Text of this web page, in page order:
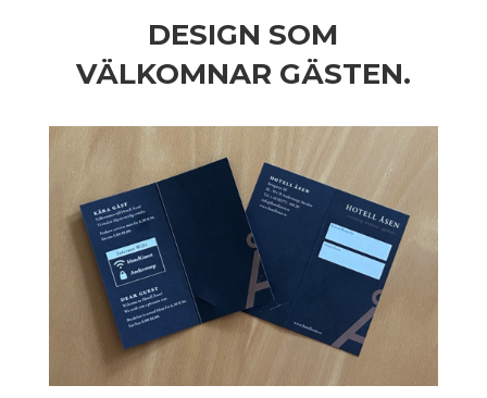
DESIGN SOM
VÄLKOMNAR GÄSTEN.